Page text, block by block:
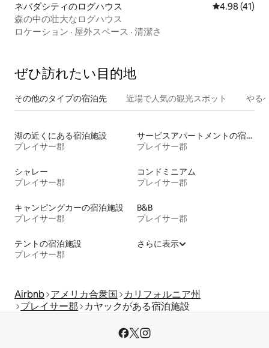
ネバダシティのログハウス レビュー41
4.98 (41)
森の中の壮大なログハウス
ロケーション · 屋外スペース · 清潔さ
ぜひ訪⁠れ⁠た⁠い目⁠的⁠地
その他のタ⁠イ⁠プ⁠の宿⁠泊⁠先 近場で人気の観光スポット やる
湖の近くにある宿泊施設
プレイサー郡
サービスアパートメントの宿泊施設
プレイサー郡
シャレー
プレイサー郡
コンドミニアム
プレイサー郡
キャンピングカーの宿泊施設
プレイサー郡
B&B
プレイサー郡
テントの宿泊施設
プレイサー郡
さらに表示
Airbnb アメリカ合衆国 カリフォルニア州
プレイサー郡 カヤックがある宿泊施設